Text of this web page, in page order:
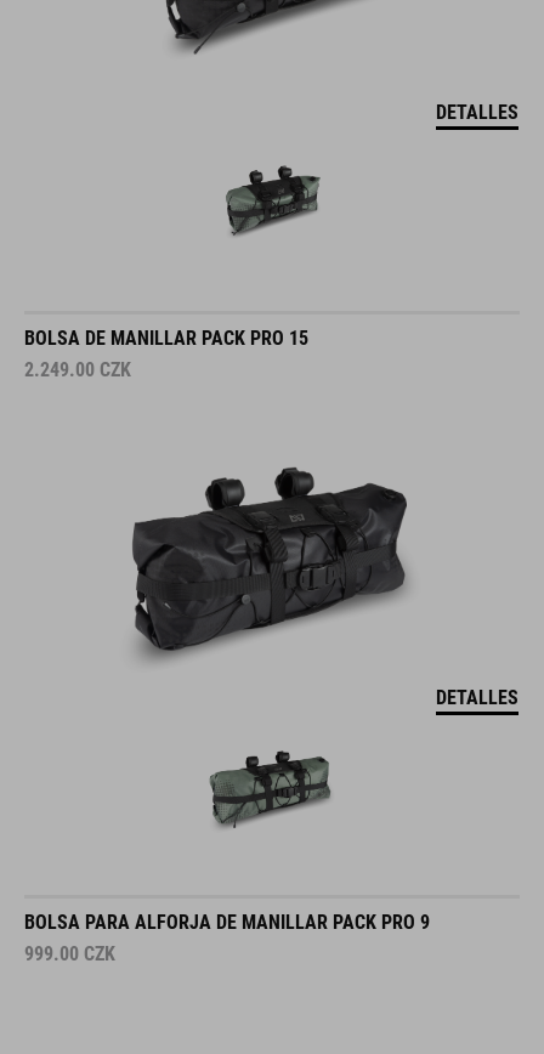
DETALLES
BOLSA DE MANILLAR PACK PRO 15
2.249.00 CZK
DETALLES
BOLSA PARA ALFORJA DE MANILLAR PACK PRO 9
999.00 CZK